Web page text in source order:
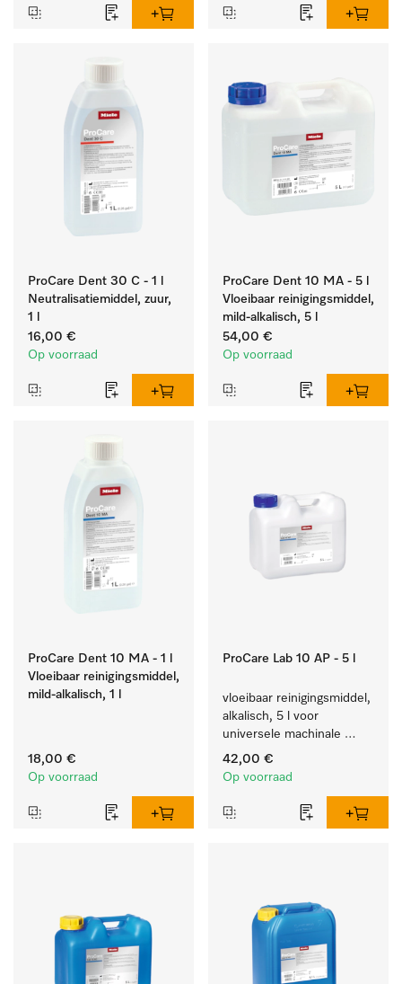
ProCare Dent 30 C - 1 l
Neutralisatiemiddel, zuur,
1 l
16,00 €
Op voorraad
ProCare Dent 10 MA - 5 l
Vloeibaar reinigingsmiddel,
mild-alkalisch, 5 l
54,00 €
Op voorraad
ProCare Dent 10 MA - 1 l
Vloeibaar reinigingsmiddel,
mild-alkalisch, 1 l
18,00 €
Op voorraad
ProCare Lab 10 AP - 5 l
vloeibaar reinigingsmiddel,
alkalisch, 5 l voor
universele machinale
reiniging van
laboratoriumglaswerk en -
42,00 €
Op voorraad